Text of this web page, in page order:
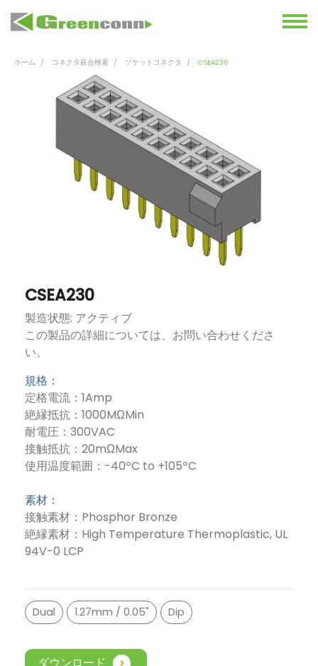
ホーム コネクタ嵌合検索 ソケットコネクタ CSEA230
CSEA230
製造状態: アクティブ
この製品の詳細については、お問い合わせくださ
い。
規格：
定格電流：1Amp
絶縁抵抗：1000MΩMin
耐電圧：300VAC
接触抵抗：20mΩMax
使用温度範囲：-40ºC to +105ºC
素材：
接触素材：Phosphor Bronze
絶縁素材：High Temperature Thermoplastic, UL
94V-0 LCP
Dual 1.27mm / 0.05" Dip
ダウンロード